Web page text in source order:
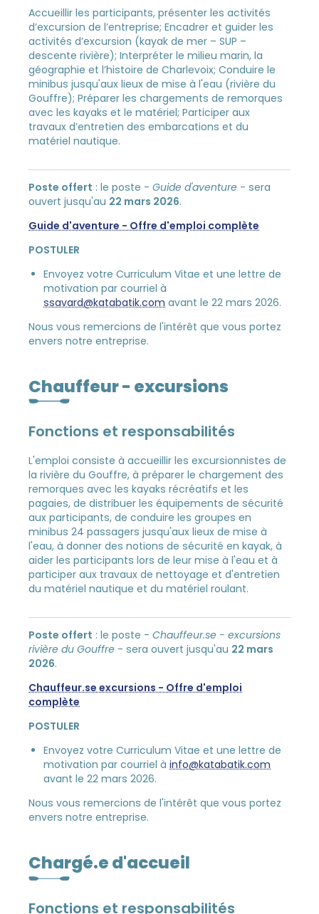
Accueillir les participants, présenter les activités
d’excursion de l’entreprise; Encadrer et guider les
activités d’excursion (kayak de mer – SUP –
descente rivière); Interpréter le milieu marin, la
géographie et l’histoire de Charlevoix; Conduire le
minibus jusqu'aux lieux de mise à l'eau (rivière du
Gouffre); Préparer les chargements de remorques
avec les kayaks et le matériel; Participer aux
travaux d’entretien des embarcations et du
matériel nautique.
Poste offert : le poste -Guide d'aventure - sera
ouvert jusqu'au 22 mars 2026.
Guide d'aventure - Offre d'emploi complète
POSTULER
Envoyez votre Curriculum Vitae et une lettre de
motivation par courriel à
ssavard@katabatik.com avant le 22 mars 2026.
Nous vous remercions de l'intérêt que vous portez
envers notre entreprise.
Chauffeur - excursions
Fonctions et responsabilités
L'emploi consiste à accueillir les excursionnistes de
la rivière du Gouffre, à préparer le chargement des
remorques avec les kayaks récréatifs et les
pagaies, de distribuer les équipements de sécurité
aux participants, de conduire les groupes en
minibus 24 passagers jusqu'aux lieux de mise à
l'eau, à donner des notions de sécurité en kayak, à
aider les participants lors de leur mise à l'eau et à
participer aux travaux de nettoyage et d'entretien
du matériel nautique et du matériel roulant.
Poste offert : le poste -Chauffeur.se - excursions
rivière du Gouffre - sera ouvert jusqu'au 22 mars
2026.
Chauffeur.se excursions - Offre d'emploi
complète
POSTULER
Envoyez votre Curriculum Vitae et une lettre de
motivation par courriel àinfo@katabatik.com
avant le 22 mars 2026.
Nous vous remercions de l'intérêt que vous portez
envers notre entreprise.
Chargé.e d'accueil
Fonctions et responsabilités